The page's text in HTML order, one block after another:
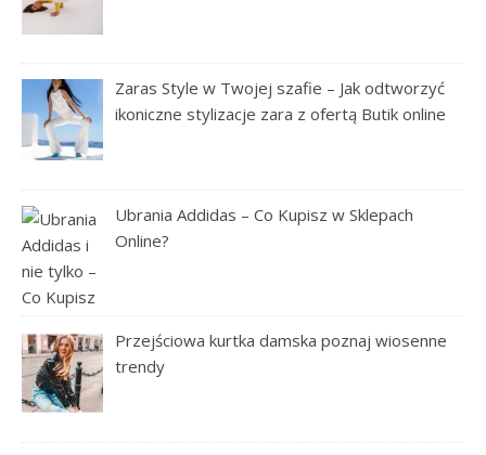
Zaras Style w Twojej szafie – Jak odtworzyć
ikoniczne stylizacje zara z ofertą Butik online
Ubrania Addidas – Co Kupisz w Sklepach
Online?
Przejściowa kurtka damska poznaj wiosenne
trendy